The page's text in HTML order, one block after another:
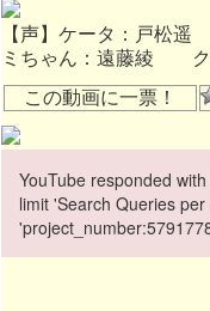
【声】ケータ：戸
ミちゃん：遠藤綾
この動画に一票！
YouTube responded
limit 'Search Queries